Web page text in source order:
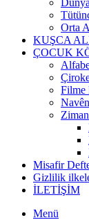
Orta
KUŞCA
ÇOCUK
Filme
Misafir
Gizlilik
İLETİŞİM
Menü